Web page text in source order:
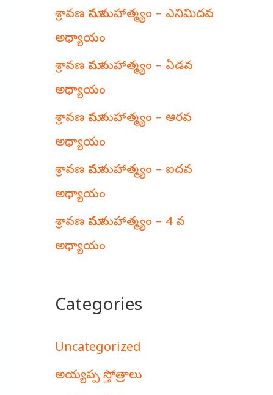
శ్రావణ మాస మహాత్మ్యం – ఎనిమిదవ
అధ్యాయం
శ్రావణ మాస మహాత్మ్యం – ఏడవ
అధ్యాయం
శ్రావణ మాస మహాత్మ్యం – ఆరవ
అధ్యాయం
శ్రావణ మాస మహాత్మ్యం – ఐదవ
అధ్యాయం
శ్రావణ మాస మహాత్మ్యం – 4 వ
అధ్యాయం
Categories
Uncategorized
అయ్యప్ప స్తోత్రాలు